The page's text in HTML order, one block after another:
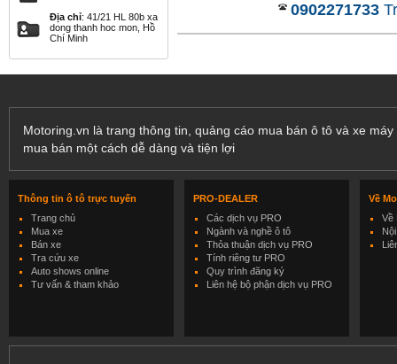
Địa chỉ: 41/21 HL 80b xa
dong thanh hoc mon, Hồ
Chí Minh
0902271733
Motoring.vn là trang thông tin, quảng cáo mua bán ô tô và xe
mua bán một cách dễ dàng và tiện lợi
Thông tin ô tô trực tuyến
Trang chủ
Mua xe
Bán xe
Tra cứu xe
Auto shows online
Tư vấn & tham khảo
PRO-DEALER
Các dịch vụ PRO
Ngành và nghề ô tô
Thỏa thuận dịch vụ PRO
Tính riêng tư PRO
Quy trình đăng ký
Liên hệ bộ phận dịch vụ PRO
Về
Về